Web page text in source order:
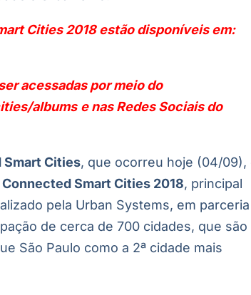
Cities 2018 estão disponíveis em:
acessadas por meio do
albums e nas Redes Sociais do
Smart Cities, que ocorreu hoje (04/09),
Connected Smart Cities 2018, principal
pela Urban Systems, em parceria
de cerca de 700 cidades, que são
São Paulo como a 2ª cidade mais